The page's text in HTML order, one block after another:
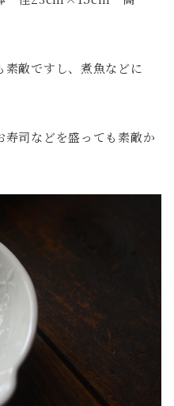
素敵ですし、煮魚などに
司などを盛っても素敵か